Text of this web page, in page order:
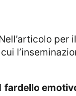
per
fardello